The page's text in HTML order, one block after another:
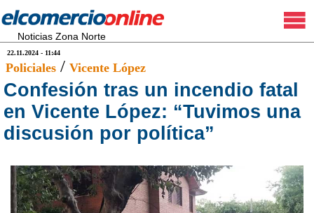
Noticias Zona Norte
22.11.2024 - 11:44
Policiales / Vicente López
Confesión tras un incendio fatal
en Vicente López: “Tuvimos una
discusión por política”